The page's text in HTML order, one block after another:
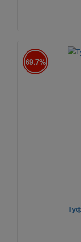
69.7%